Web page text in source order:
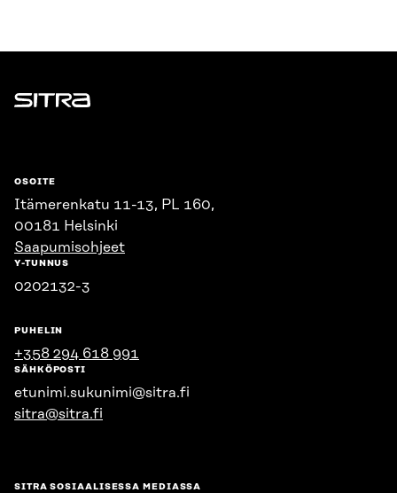
Sitra
OSOITE
Itämerenkatu 11-13, PL 160,
00181 Helsinki
Saapumisohjeet
Y-TUNNUS
0202132-3
PUHELIN
+358 294 618 991
SÄHKÖPOSTI
etunimi.sukunimi@sitra.fi
sitra@sitra.fi
SITRA SOSIAALISESSA MEDIASSA